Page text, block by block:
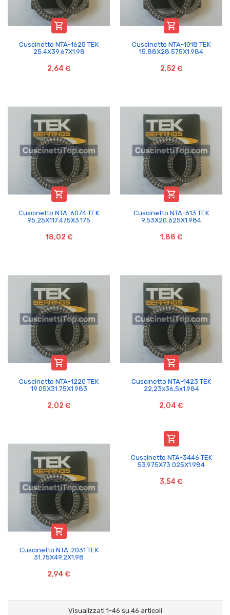

Cuscinetto NTA-1625 TEK
25.4X39.67X1.98
2,64 €

Cuscinetto NTA-1018 TEK
15.88X28.575X1.984
2,52 €

Cuscinetto NTA-6074 TEK
95.25X117.475X3.175
18,02 €

Cuscinetto NTA-613 TEK
9.53X20.625X1.984
1,88 €

Cuscinetto NTA-1220 TEK
19.05X31.75X1.983
2,02 €

Cuscinetto NTA-1423 TEK
22,23x36,5x1,984
2,04 €

Cuscinetto NTA-2031 TEK
31.75X49.2X1.98
2,94 €

Cuscinetto NTA-3446 TEK
53.975X73.025X1.984
3,54 €
Visualizzati 1-46 su 46 articoli